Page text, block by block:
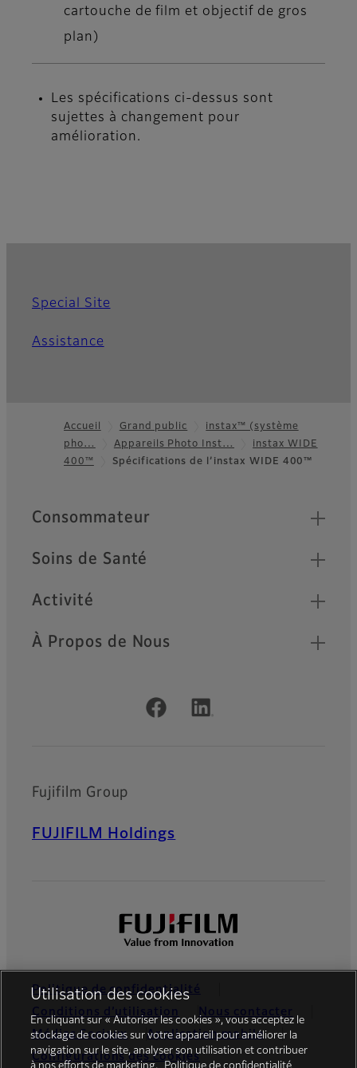
cartouche de film et objectif de gros
plan)
Les spécifications ci-dessus sont
sujettes à changement pour
amélioration.
Special Site
Assistance
Footer
Accueil Grand public
instax™ (système
pho…
Appareils Photo Inst…
instax WIDE
400™
Spécifications de l’instax WIDE 400™
Quick Links
Consommateur
Soins de Santé
Activité
À Propos de Nous
Official Social Media Accounts
Fujifilm Group
FUJIFILM Holdings
Politique de confidentialité
Conditions d’utilisation
Nous contacter
Médias Sociaux
Application mobile
Configurations des cookies
Utilisation des cookies
En cliquant sur « Autoriser les cookies », vous acceptez le
stockage de cookies sur votre appareil pour améliorer la
navigation sur le site, analyser son utilisation et contribuer